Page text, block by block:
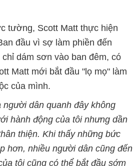
tường, Scott Matt thực hiện
đầu vì sợ làm phiền đến
dám sơn vào ban đêm, có
Matt mới bắt đầu "lọ mọ" làm
của mình.
người dân quanh đây không
hành động của tôi nhưng dần
thiện. Khi thấy những bức
hơn, nhiều người dân cũng đến
tôi cũng có thể bắt đầu sớm